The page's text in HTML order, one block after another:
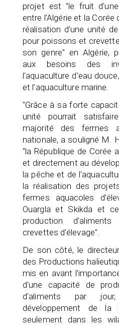
projet est "le fruit
entre l'Algérie et la Corée
réalisation d'une unité
pour poissons et
son genre" en Algérie,
aux besoins des
l'aquaculture d'eau
et l'aquaculture marine.
"Grâce à sa forte
unité pourrait
majorité des fermes
nationale, a souligné M.
"la République de Corée
et directement au
la pêche et de
la réalisation des
fermes aquacoles
Ouargla et Skikda et
production
crevettes d'élevage".
De son côté, le
des Productions
mis en avant
d'une capacité de
d'aliments par
développement de la
seulement dans les